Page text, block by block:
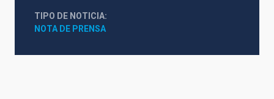
TIPO DE NOTICIA
NOTA DE PRENSA